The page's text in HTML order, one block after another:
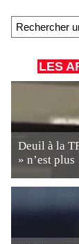
LES
Deuil à la
» n’est plus